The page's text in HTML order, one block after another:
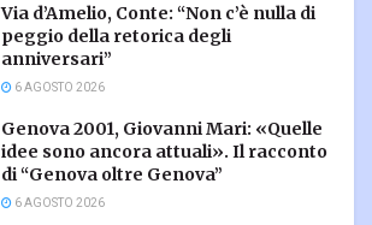
Via d’Amelio, Conte: “Non c’è nulla di
peggio della retorica degli
anniversari”
6 AGOSTO 2026
Genova 2001, Giovanni Mari: «Quelle
idee sono ancora attuali». Il racconto
di “Genova oltre Genova”
6 AGOSTO 2026